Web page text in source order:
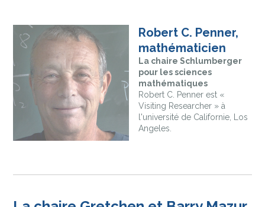
Robert C. Penner,
mathématicien
La chaire Schlumberger
pour les sciences
mathématiques
Robert C. Penner est «
Visiting Researcher » à
l'université de Californie, Los
Angeles.